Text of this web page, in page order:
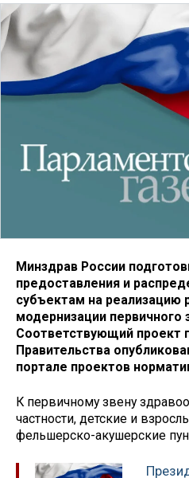
Минздрав России
предоставления и
субъектам на реализацию
модернизации первичного
Соответствующий проект
Правительства
портале проектов
К первичному звену
частности, детские и
фельшерско-акушерские